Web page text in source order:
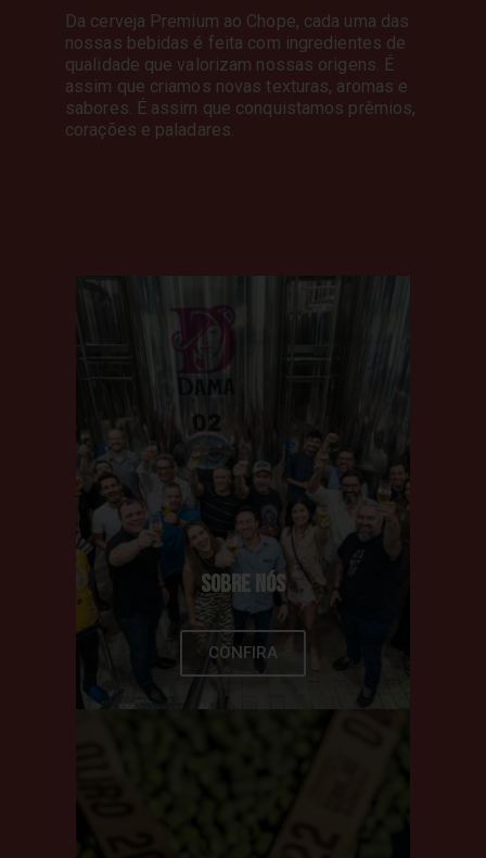
Da cerveja Premium ao Chope, cada uma das
nossas bebidas é feita com ingredientes de
qualidade que valorizam nossas origens. É
assim que criamos novas texturas, aromas e
sabores. É assim que conquistamos prêmios,
corações e paladares.
SOBRE NÓS
CONFIRA